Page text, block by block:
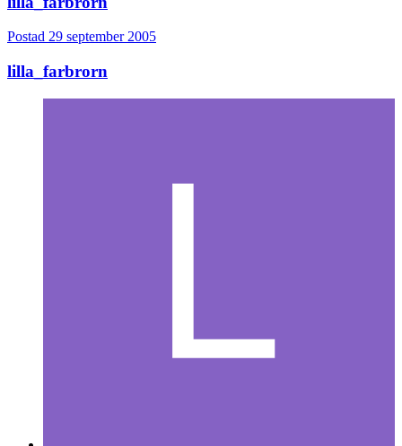
Postad 29 september 2005
lilla_farbrorn